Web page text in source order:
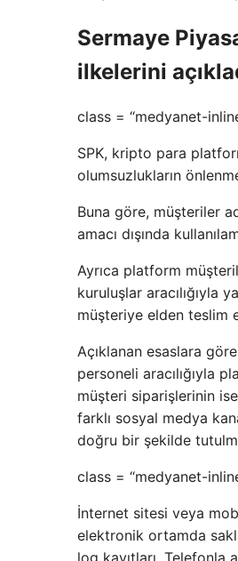
Sermaye
ilkelerini
class = “medyanet-
SPK, kripto para
olumsuzlukların
Buna göre, müşteriler
amacı dışında
Ayrıca platform
kuruluşlar aracılığıyla
müşteriye elden teslim
Açıklanan esaslara
personeli aracılığıyla
müşteri siparişlerinin
farklı sosyal medya
doğru bir şekilde
class = “medyanet-
İnternet sitesi veya
elektronik ortamda